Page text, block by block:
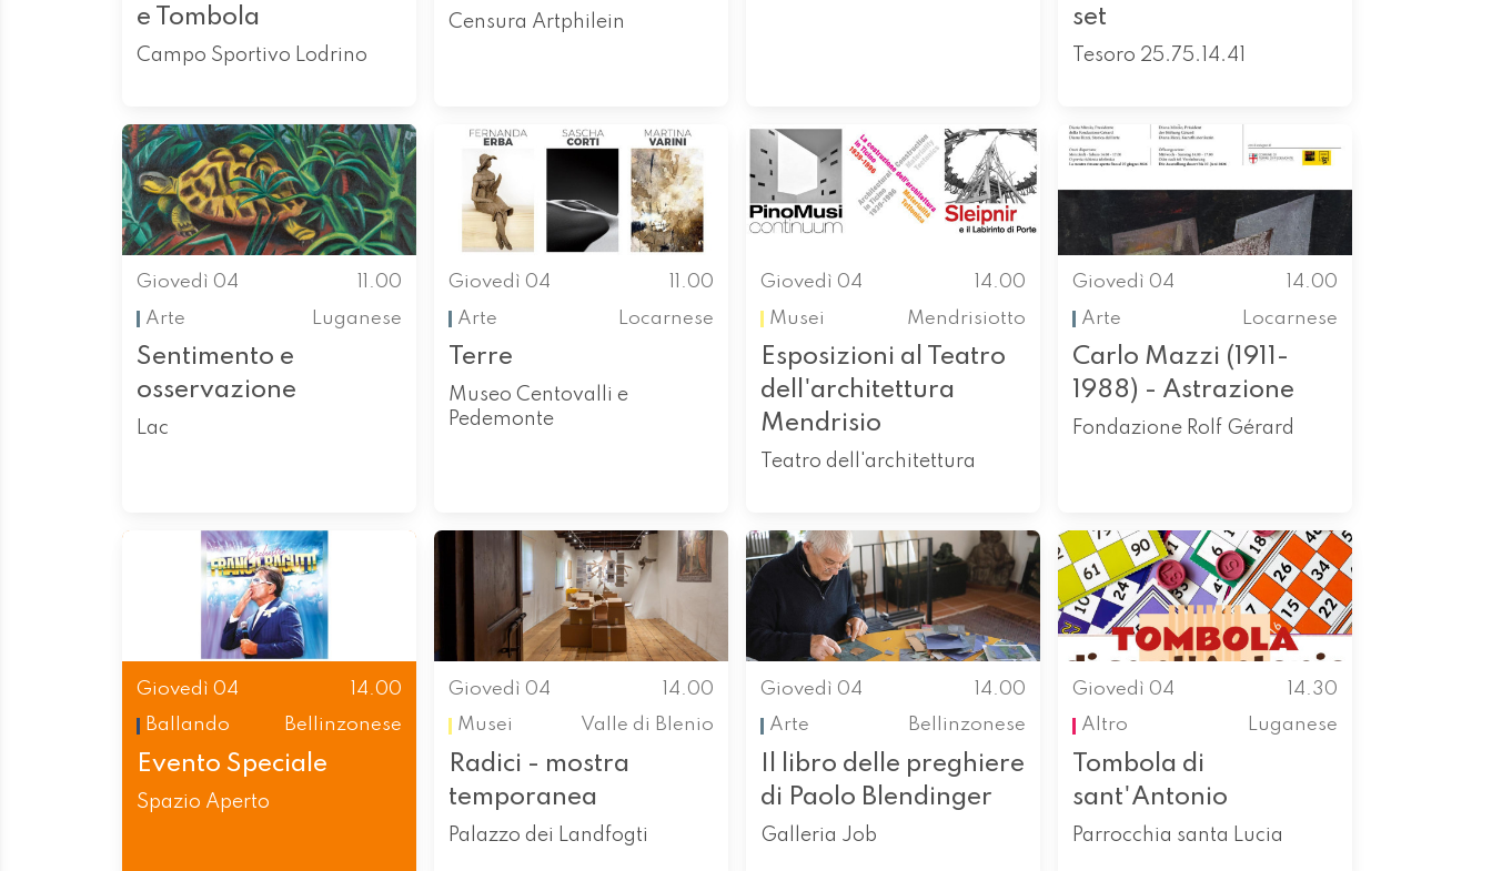
e Tombola
Campo Sportivo Lodrino
Censura Artphilein
set
Tesoro 25.75.14.41
Giovedì 04
11.00
Arte
Luganese
Sentimento e
osservazione
Lac
Giovedì 04
11.00
Arte
Locarnese
Terre
Museo Centovalli e
Pedemonte
Giovedì 04
14.00
Musei
Mendrisiotto
Esposizioni al Teatro
dell'architettura
Mendrisio
Teatro dell'architettura
Giovedì 04
14.00
Arte
Locarnese
Carlo Mazzi (1911-
1988) - Astrazione
Fondazione Rolf Gérard
Giovedì 04
14.00
Ballando
Bellinzonese
Evento Speciale
Spazio Aperto
Giovedì 04
14.00
Musei
Valle di Blenio
Radici - mostra
temporanea
Palazzo dei Landfogti
Giovedì 04
14.00
Arte
Bellinzonese
Il libro delle preghiere
di Paolo Blendinger
Galleria Job
Giovedì 04
14.30
Altro
Luganese
Tombola di
sant'Antonio
Parrocchia santa Lucia